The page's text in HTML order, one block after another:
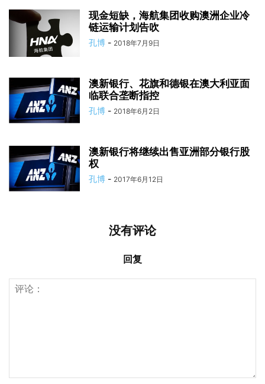
现金短缺，海航集团收购澳洲企业冷
链运输计划告吹
孔博 - 2018年7月9日
澳新银行、花旗和德银在澳大利亚面
临联合垄断指控
孔博 - 2018年6月2日
澳新银行将继续出售亚洲部分银行股
权
孔博 - 2017年6月12日
没有评论
回复